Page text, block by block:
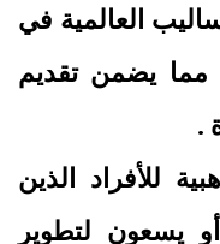
العالمية في
مما يضمن تقديم
.
للأفراد الذين
يسعون لتطوير